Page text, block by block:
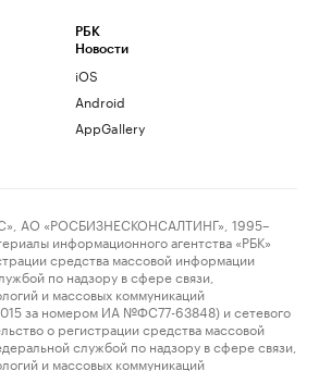
РБК
Новости
iOS
Android
AppGallery
АО «РОСБИЗНЕСКОНСАЛТИНГ», 1995–
информационного агентства «РБК»
средства массовой информации
по надзору в сфере связи,
и массовых коммуникаций
за номером ИА №ФС77-63848) и сетевого
о регистрации средства массовой
службой по надзору в сфере связи,
и массовых коммуникаций